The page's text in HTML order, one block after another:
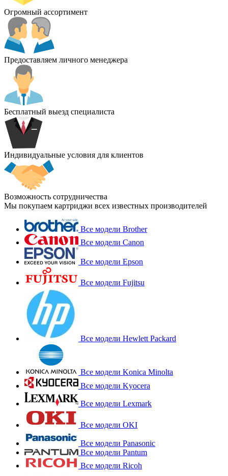
Огромный ассортимент
Предоставляем личного менеджера
Бесплатный выезд специалиста
Индивидуальные условия для клиентов
Возможность сотрудничества
Мы покупаем картриджи всех известных производителей
Все модели Brother
Все модели Canon
Все модели Epson
Все модели Fujitsu
Все модели Hewlett Packard
Все модели Konica Minolta
Все модели Kyocera
Все модели Lexmark
Все модели OKI
Все модели Panasonic
Все модели Pantum
Все модели Ricoh